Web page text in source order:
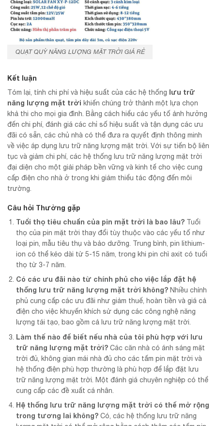
QUẠT QUỲ NĂNG LƯỢNG MẶT TRỜI GIÁ RẺ
Kết luận
Tóm lại, tính chi phí và hiệu suất của các hệ thống lưu trữ
năng lượng mặt trời khiến chúng trở thành một lựa chọn
khả thi cho mọi gia đình. Bằng cách hiểu các yếu tố ảnh hưởng
đến chi phí, đánh giá các chỉ số hiệu suất và tận dụng các ưu
đãi có sẵn, các chủ nhà có thể đưa ra quyết định thông minh
về việc áp dụng lưu trữ năng lượng mặt trời. Với sự tiến bộ liên
tục và giảm chi phí, các hệ thống lưu trữ năng lượng mặt trời
đại diện cho một giải pháp bền vững và kinh tế cho việc cung
cấp điện cho nhà ở trong khi giảm thiểu tác động đến môi
trường.
Câu hỏi Thường gặp
Tuổi thọ tiêu chuẩn của pin mặt trời là bao lâu? Tuổi
thọ của pin mặt trời thay đổi tùy thuộc vào các yếu tố như
loại pin, mẫu tiêu thụ và bảo dưỡng. Trung bình, pin lithium-
ion có thể kéo dài từ 5-15 năm, trong khi pin chì axit có tuổi
thọ từ 3-7 năm.
Có các ưu đãi nào từ chính phủ cho việc lắp đặt hệ
thống lưu trữ năng lượng mặt trời không? Nhiều chính
phủ cung cấp các ưu đãi như giảm thuế, hoàn tiền và giá cả
điện cho việc khuyến khích sử dụng các công nghệ năng
lượng tái tạo, bao gồm cả lưu trữ năng lượng mặt trời.
Làm thế nào để biết nếu nhà của tôi phù hợp với lưu
trữ năng lượng mặt trời? Các căn nhà có ánh sáng mặt
trời đủ, không gian mái nhà đủ cho các tấm pin mặt trời và
hệ thống điện phù hợp thường là phù hợp để lắp đặt lưu
trữ năng lượng mặt trời. Một đánh giá chuyên nghiệp có thể
cung cấp các đề xuất cá nhân.
Hệ thống lưu trữ năng lượng mặt trời có thể mở rộng
trong tương lai không? Có, các hệ thống lưu trữ năng